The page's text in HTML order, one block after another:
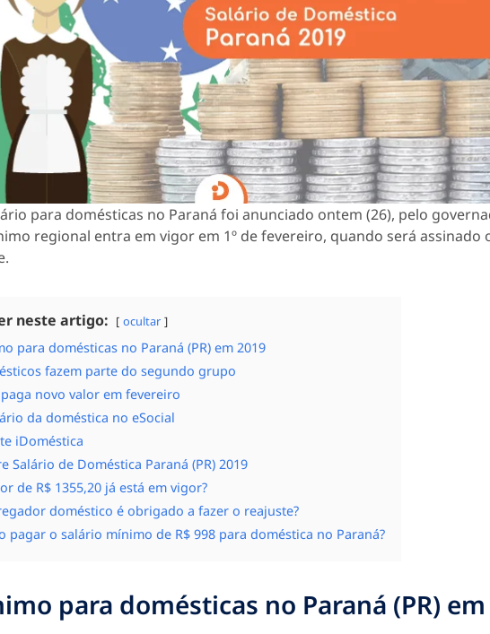
para domésticas no Paraná foi anunciado ontem (26), pelo
regional entra em vigor em 1º de fevereiro, quando será assinado
neste artigo: ocultar
para domésticas no Paraná (PR) em 2019
fazem parte do segundo grupo
novo valor em fevereiro
da doméstica no eSocial
iDoméstica
Salário de Doméstica Paraná (PR) 2019
de R$ 1355,20 já está em vigor?
doméstico é obrigado a fazer o reajuste?
pagar o salário mínimo de R$ 998 para doméstica no Paraná?
para domésticas no Paraná (PR) em